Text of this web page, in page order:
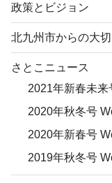
政策とビジョン
北九州市からの大
さとこニュース
2021年新春未来
2020年秋冬号
2020年新春号
2019年秋冬号